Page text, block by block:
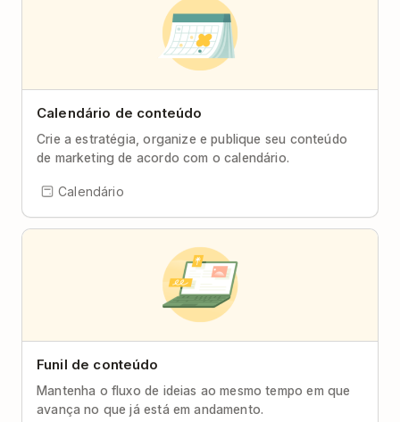
Calendário de conteúdo
Crie a estratégia, organize e publique seu conteúdo
de marketing de acordo com o calendário.
Calendário
Funil de conteúdo
Mantenha o fluxo de ideias ao mesmo tempo em que
avança no que já está em andamento.